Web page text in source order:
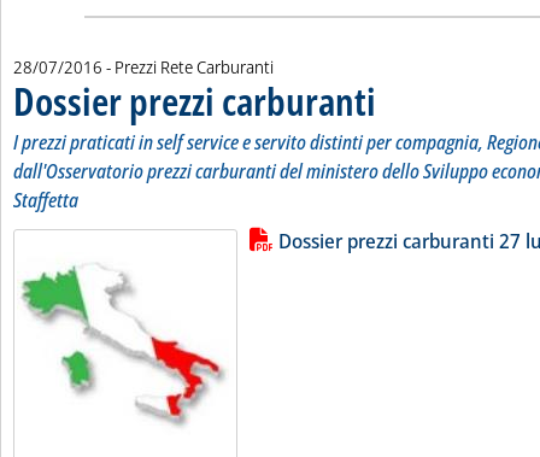
28/07/2016 - Prezzi Rete Carburanti
Dossier prezzi carburanti
I prezzi praticati in self service e servito distinti per compagnia,
dall'Osservatorio prezzi carburanti del ministero dello Sviluppo
Staffetta
Leggi tutta la notizia: 'Dossier
Lista allegati PDF alla notiziaDossier prezzi carburanti 27